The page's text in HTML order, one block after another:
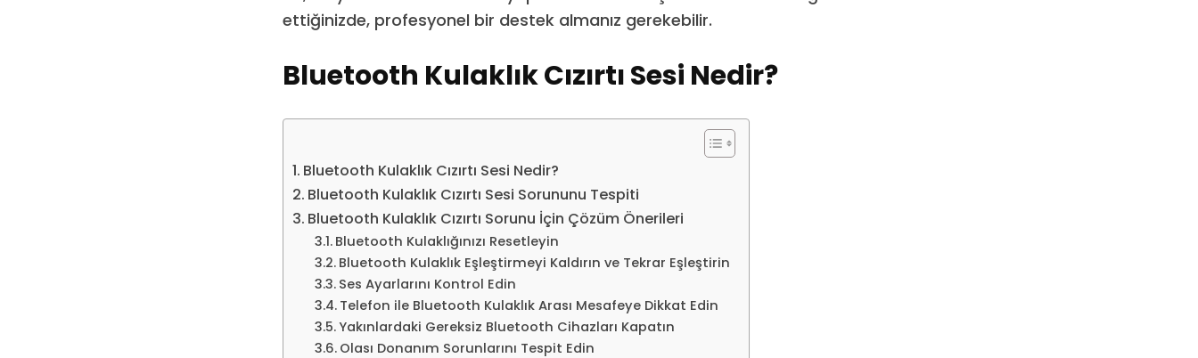
ettiğinizde, profesyonel bir destek almanız gerekebilir.
Bluetooth Kulaklık Cızırtı Sesi Nedir?
Bluetooth Kulaklık Cızırtı Sesi Nedir?
Bluetooth Kulaklık Cızırtı Sesi Sorununu Tespiti
Bluetooth Kulaklık Cızırtı Sorunu İçin Çözüm Önerileri
Bluetooth Kulaklığınızı Resetleyin
Bluetooth Kulaklık Eşleştirmeyi Kaldırın ve Tekrar Eşleştirin
Ses Ayarlarını Kontrol Edin
Telefon ile Bluetooth Kulaklık Arası Mesafeye Dikkat Edin
Yakınlardaki Gereksiz Bluetooth Cihazları Kapatın
Olası Donanım Sorunlarını Tespit Edin